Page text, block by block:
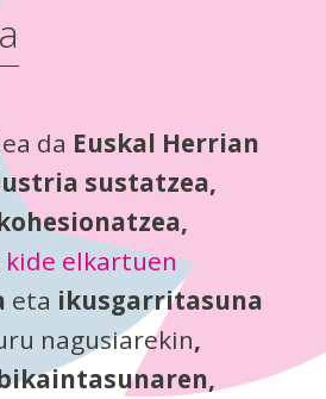
da Euskal Herrian
sustatzea,
kide elkartuen
eta ikusgarritasuna
nagusiarekin,